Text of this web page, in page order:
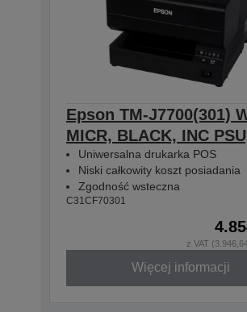
Epson TM-J7700(301)
MICR, BLACK, INC
Uniwersalna drukarka POS
Niski całkowity koszt posiadania
Zgodność wsteczna
C31CF70301
z VAT
Więcej informacji